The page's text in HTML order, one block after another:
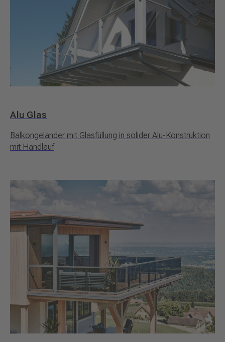
Alu Glas
Balkongeländer mit Glasfüllung in solider Alu-Konstruktion
mit Handlauf